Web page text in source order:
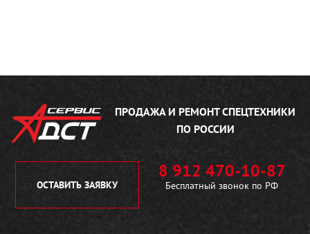
ПРОДАЖА И РЕМОНТСПЕЦТЕХНИКИ
ПО РОССИИ
ОСТАВИТЬ ЗАЯВКУ
8 912 470-10-87
Бесплатный звонок по РФ